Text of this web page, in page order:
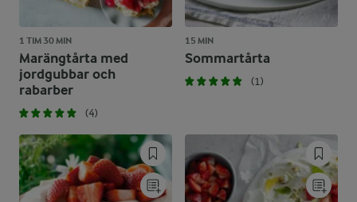
1 TIM 30 MIN
Marängtårta med
jordgubbar och
rabarber
(4)
15 MIN
Sommartårta
(1)